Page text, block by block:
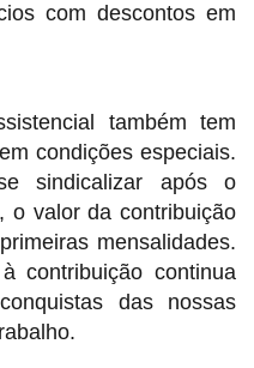
com descontos em
também tem
condições especiais.
sindicalizar após o
o valor da contribuição
mensalidades.
contribuição continua
das nossas